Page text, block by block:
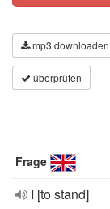
mp3 downloaden
überprüfen
Frage
I [to stand]